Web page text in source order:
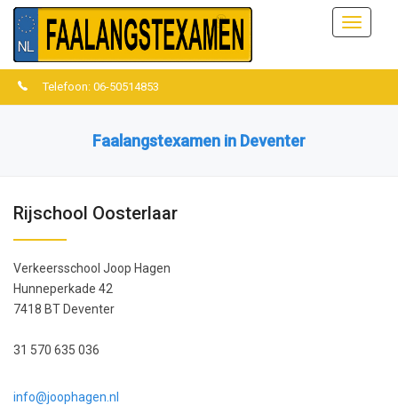
Menu
Telefoon: 06-50514853
Faalangstexamen in Deventer
Rijschool Oosterlaar
Verkeersschool Joop Hagen
Hunneperkade 42
7418 BT Deventer
31 570 635 036
info@joophagen.nl